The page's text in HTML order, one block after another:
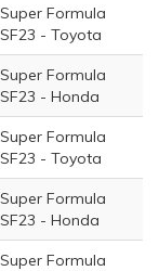
Super Formula
SF23 - Toyota
Super Formula
SF23 - Honda
Super Formula
SF23 - Toyota
Super Formula
SF23 - Honda
Super Formula